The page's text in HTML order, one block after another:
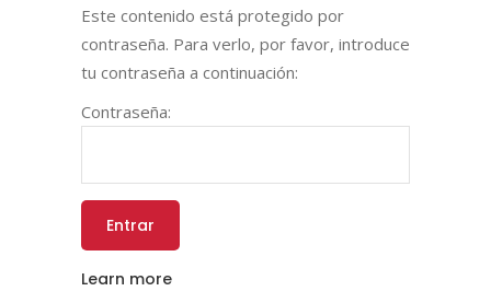
Este contenido está protegido por
contraseña. Para verlo, por favor, introduce
tu contraseña a continuación:
Contraseña:
Learn more